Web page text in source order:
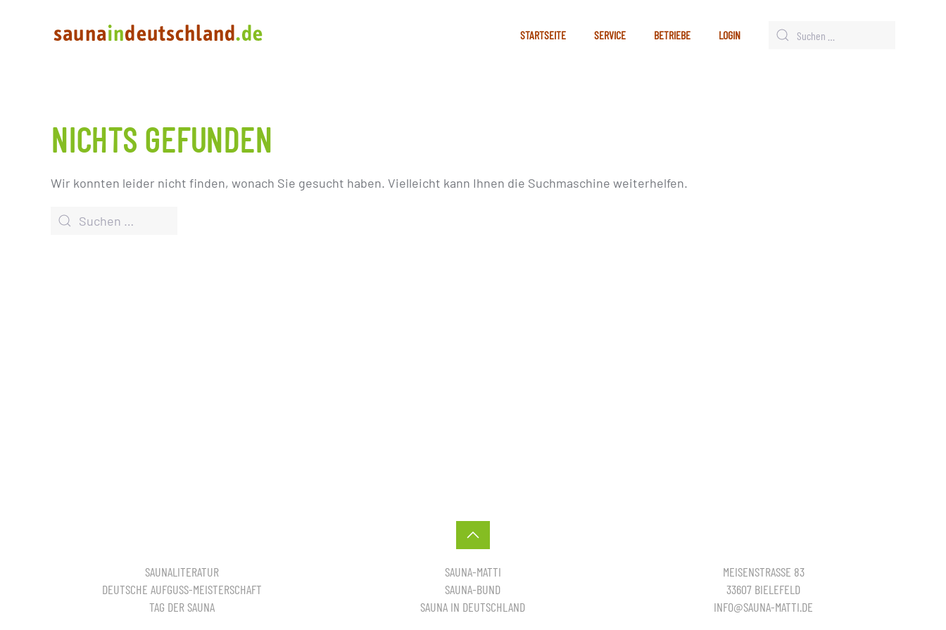
STARTSEITE SERVICE BETRIEBE LOGIN
NICHTS GEFUNDEN
Wir konnten leider nicht finden, wonach Sie gesucht haben. Vielleicht kann Ihnen die Suchmaschine weiterhelfen.
SAUNALITERATUR
DEUTSCHE AUFGUSS-MEISTERSCHAFT
TAG DER SAUNA
SAUNA-MATTI
SAUNA-BUND
SAUNA IN DEUTSCHLAND
MEISENSTRASSE 83
33607 BIELEFELD
INFO@SAUNA-MATTI.DE